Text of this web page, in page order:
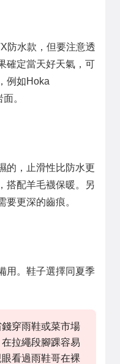
防水款，但要注意透
確定當天好天氣，可
例如Hoka
。
的，止滑性比防水更
搭配羊毛襪保暖。另
要更深的齒痕。
用。鞋子選擇同夏季
穿雨鞋或菜市場
拉繩段腳踝容易
看過雨鞋哥在裸